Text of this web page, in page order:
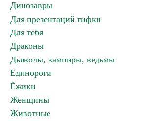
Динозавры
Для презентаций гифки
Для тебя
Драконы
Дьяволы, вампиры, ведьмы
Единороги
Ёжики
Женщины
Животные